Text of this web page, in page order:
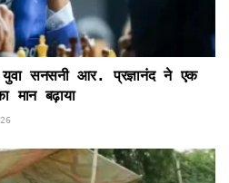
सनसनी आर. प्रज्ञानंद ने एक
मान बढ़ाया